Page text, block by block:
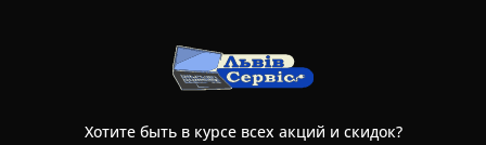
Хотите быть в курсе всех акций и скидок?